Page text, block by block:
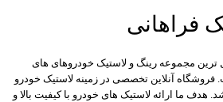
فراهانی
ترین مجموعه رینگ و لاستیک خودروهای های
آنلاین تخصصی در زمینه لاستیک خودرو
1387 تاسیس شد. هدف ما ارائه لاستیک های خودرو با کیفیت بالا و